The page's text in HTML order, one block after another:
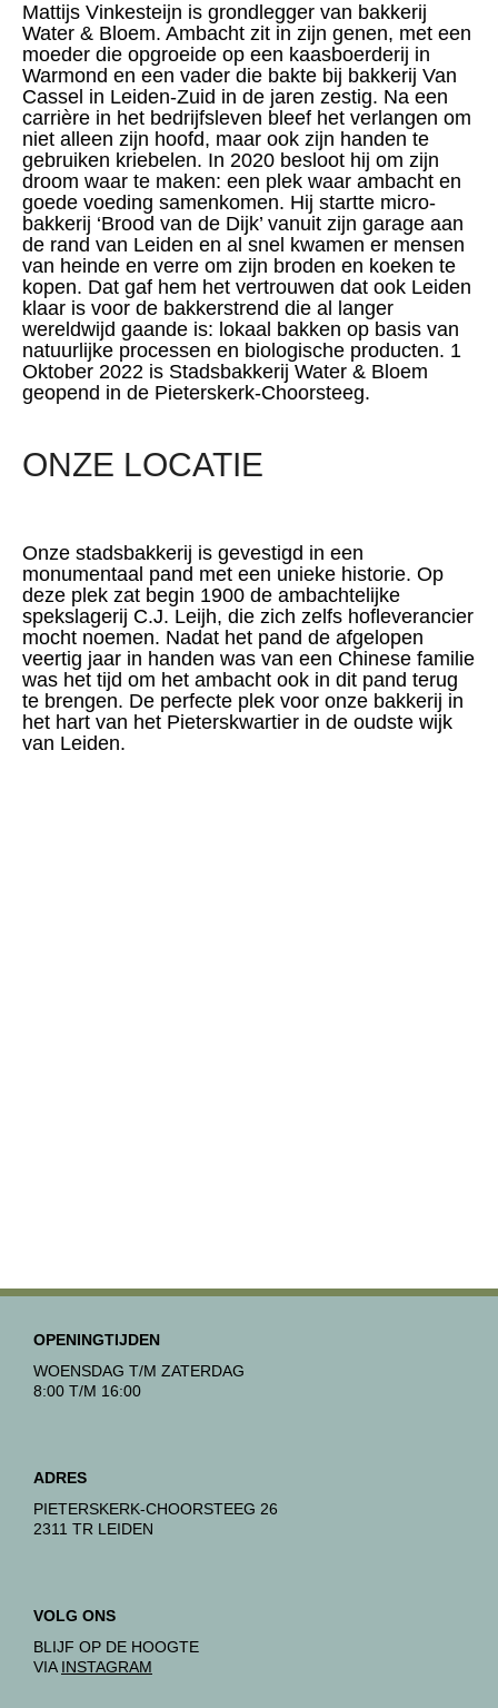
Mattijs Vinkesteijn is grondlegger van bakkerij
Water & Bloem. Ambacht zit in zijn genen, met een
moeder die opgroeide op een kaasboerderij in
Warmond en een vader die bakte bij bakkerij Van
Cassel in Leiden-Zuid in de jaren zestig. Na een
carrière in het bedrijfsleven bleef het verlangen om
niet alleen zijn hoofd, maar ook zijn handen te
gebruiken kriebelen. In 2020 besloot hij om zijn
droom waar te maken: een plek waar ambacht en
goede voeding samenkomen. Hij startte micro-
bakkerij ‘Brood van de Dijk’ vanuit zijn garage aan
de rand van Leiden en al snel kwamen er mensen
van heinde en verre om zijn broden en koeken te
kopen. Dat gaf hem het vertrouwen dat ook Leiden
klaar is voor de bakkerstrend die al langer
wereldwijd gaande is: lokaal bakken op basis van
natuurlijke processen en biologische producten. 1
Oktober 2022 is Stadsbakkerij Water & Bloem
geopend in de Pieterskerk-Choorsteeg.
ONZE LOCATIE
Onze stadsbakkerij is gevestigd in een
monumentaal pand met een unieke historie. Op
deze plek zat begin 1900 de ambachtelijke
spekslagerij C.J. Leijh, die zich zelfs hofleverancier
mocht noemen. Nadat het pand de afgelopen
veertig jaar in handen was van een Chinese familie
was het tijd om het ambacht ook in dit pand terug
te brengen. De perfecte plek voor onze bakkerij in
het hart van het Pieterskwartier in de oudste wijk
van Leiden.
OPENINGTIJDEN
WOENSDAG T/M ZATERDAG
8:00 T/M 16:00
ADRES
PIETERSKERK-CHOORSTEEG 26
2311 TR LEIDEN
VOLG ONS
BLIJF OP DE HOOGTE
VIA INSTAGRAM